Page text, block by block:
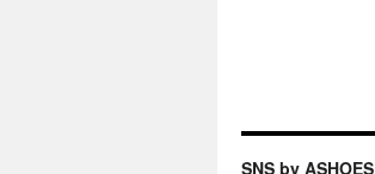
SNS by ASHOES